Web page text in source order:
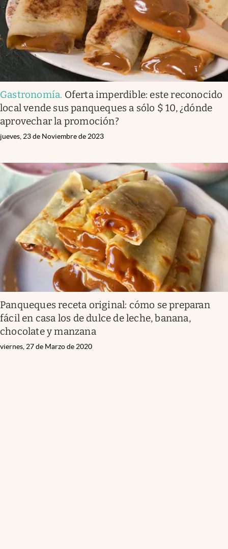
Gastronomía. Oferta imperdible: este reconocido
local vende sus panqueques a sólo $ 10, ¿dónde
aprovechar la promoción?
jueves, 23 de Noviembre de 2023
Panqueques receta original: cómo se preparan
fácil en casa los de dulce de leche, banana,
chocolate y manzana
viernes, 27 de Marzo de 2020